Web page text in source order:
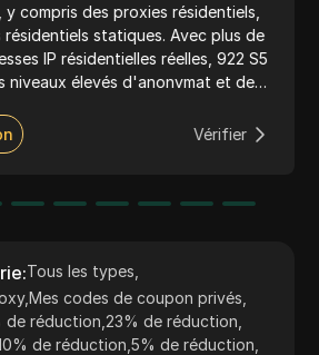
compris des proxies résidentiels,
résidentiels statiques. Avec plus de
IP résidentielles réelles, 922 S5
niveaux élevés d'anonymat et de
la recherche de marché et
géo-restreint. Le service prend
d'intégration avec divers outils et
robustes et des
Vérifier
:Tous les types
,Mes codes de coupon privés
de réduction 23% de réduction
de réduction ,5% de réduction